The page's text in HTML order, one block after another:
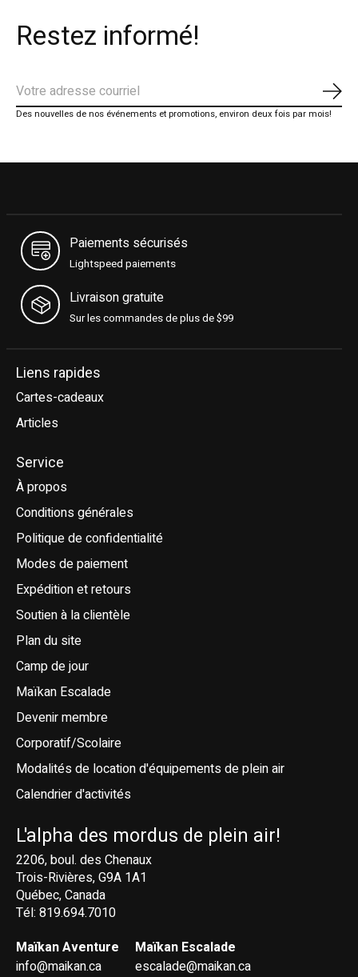
Restez informé!
Des nouvelles de nos événements et promotions, environ deux fois par mois!
Paiements sécurisés
Lightspeed paiements
Livraison gratuite
Sur les commandes de plus de $99
Liens rapides
Cartes-cadeaux
Articles
Service
À propos
Conditions générales
Politique de confidentialité
Modes de paiement
Expédition et retours
Soutien à la clientèle
Plan du site
Camp de jour
Maïkan Escalade
Devenir membre
Corporatif/Scolaire
Modalités de location d'équipements de plein air
Calendrier d'activités
L'alpha des mordus de plein air!
2206, boul. des Chenaux
Trois-Rivières, G9A 1A1
Québec, Canada
Tél: 819.694.7010
Maïkan Aventure
info@maikan.ca
Maïkan Escalade
escalade@maikan.ca